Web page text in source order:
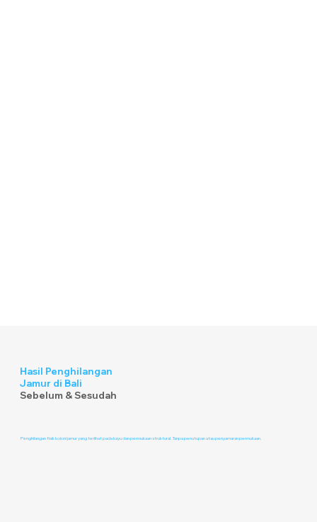
Hasil Penghilangan
Jamur di Bali
Sebelum & Sesudah
Penghilangan fisik koloni jamur yang terlihat pada kayu dan permukaan struktural. Tanpa penutupan atau penyamaran permukaan.